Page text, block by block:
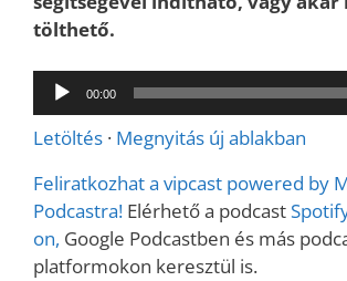
tölthető.
Audió
lejátszó
00:00
Letöltés · Megnyitás új ablakban
Feliratkozhat a vipcast powered by
Podcastra! Elérhető a podcast
on, Google Podcastben és más
platformokon keresztül is.